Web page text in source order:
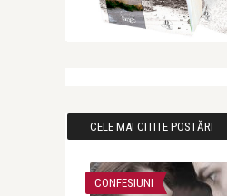
CELE MAI CITITE POSTĂRI
CONFESIUNI